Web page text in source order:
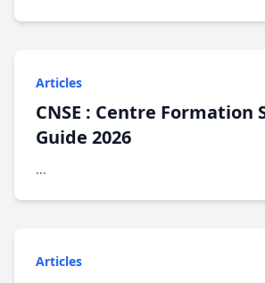
Articles
CNSE : Centre Formation
Guide 2026
...
Articles